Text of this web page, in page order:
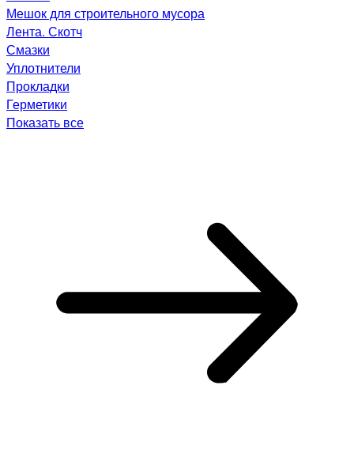
Мешок для строительного мусора
Лента. Скотч
Смазки
Уплотнители
Прокладки
Герметики
Показать все